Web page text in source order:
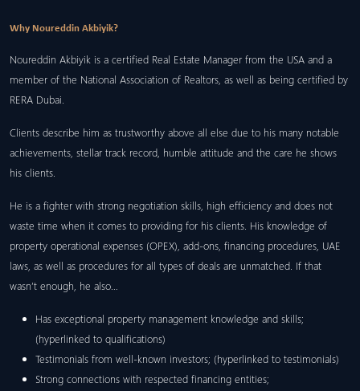
Why Noureddin Akbiyik?
Noureddin Akbiyik is a certified Real Estate Manager from the USA and a
member of the National Association of Realtors, as well as being certified by
RERA Dubai.
Clients describe him as trustworthy above all else due to his many notable
achievements, stellar track record, humble attitude and the care he shows
his clients.
He is a fighter with strong negotiation skills, high efficiency and does not
waste time when it comes to providing for his clients. His knowledge of
property operational expenses (OPEX), add-ons, financing procedures, UAE
laws, as well as procedures for all types of deals are unmatched. If that
wasn’t enough, he also…
Has exceptional property management knowledge and skills;
(hyperlinked to qualifications)
Testimonials from well-known investors; (hyperlinked to testimonials)
Strong connections with respected financing entities;